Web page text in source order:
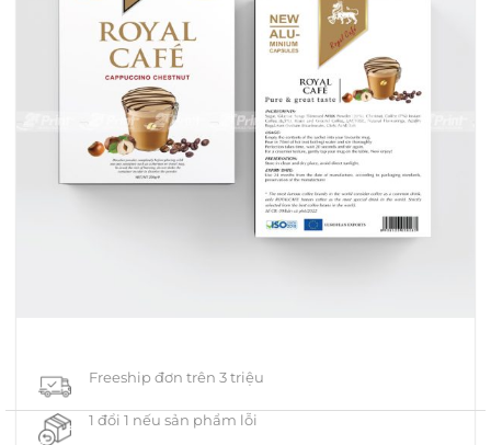
Freeship đơn trên 3 triệu
1 đổi 1 nếu sản phẩm lỗi